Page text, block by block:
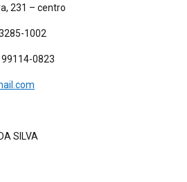
231 – centro
1002
99114-0823
SILVA